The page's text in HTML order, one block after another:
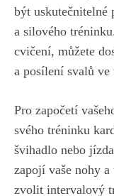
být uskutečnitelné
a silového
cvičení,⁤ můžete
a posílení svalů ve
Pro​ započetí
svého tréninku
švihadlo nebo
zapojí vaše nohy
zvolit⁤ intervalový